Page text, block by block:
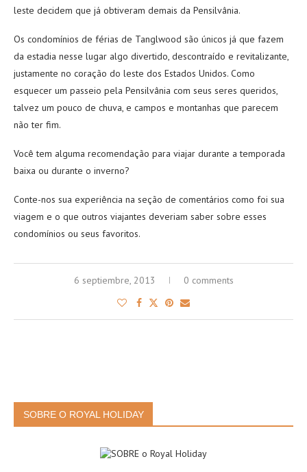
leste decidem que já obtiveram demais da Pensilvânia.
Os condomínios de férias de Tanglwood são únicos já que fazem
da estadia nesse lugar algo divertido, descontraído e revitalizante,
justamente no coração do leste dos Estados Unidos. Como
esquecer um passeio pela Pensilvânia com seus seres queridos,
talvez um pouco de chuva, e campos e montanhas que parecem
não ter fim.
Você tem alguma recomendação para viajar durante a temporada
baixa ou durante o inverno?
Conte-nos sua experiência na seção de comentários como foi sua
viagem e o que outros viajantes deveriam saber sobre esses
condomínios ou seus favoritos.
6 septiembre, 2013 0 comments
SOBRE O ROYAL HOLIDAY